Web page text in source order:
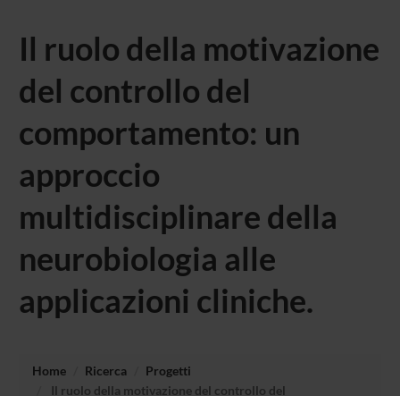
Il ruolo della motivazione
del controllo del
comportamento: un
approccio
multidisciplinare della
neurobiologia alle
applicazioni cliniche.
Home Ricerca
Progetti
Il ruolo della motivazione del controllo del